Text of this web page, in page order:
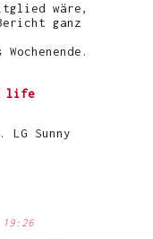
wäre,
ganz
life
Sunny